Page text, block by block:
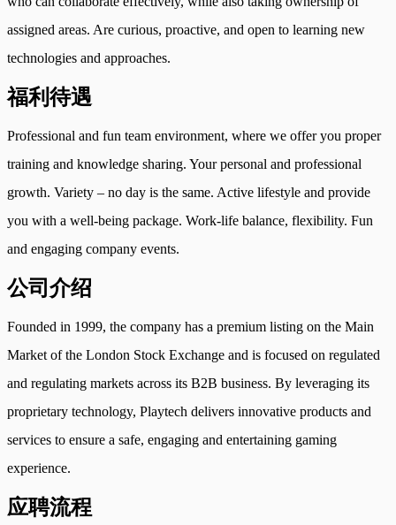
assigned areas. Are curious, proactive, and open to learning new
technologies and approaches.
福利待遇
Professional and fun team environment, where we offer you proper
training and knowledge sharing. Your personal and professional
growth. Variety – no day is the same. Active lifestyle and provide
you with a well-being package. Work-life balance, flexibility. Fun
and engaging company events.
公司介绍
Founded in 1999, the company has a premium listing on the Main
Market of the London Stock Exchange and is focused on regulated
and regulating markets across its B2B business. By leveraging its
proprietary technology, Playtech delivers innovative products and
services to ensure a safe, engaging and entertaining gaming
experience.
应聘流程